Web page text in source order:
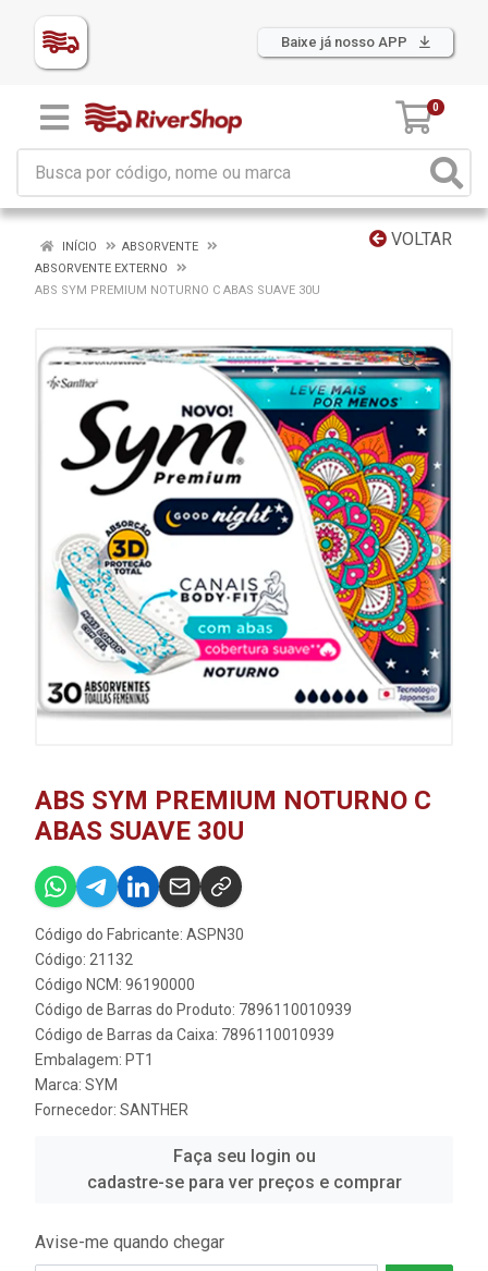
Baixe já nosso APP
0
VOLTAR
INÍCIO
ABSORVENTE
ABSORVENTE EXTERNO
ABS SYM PREMIUM NOTURNO C ABAS SUAVE 30U
ABS SYM PREMIUM NOTURNO C
ABAS SUAVE 30U
Código do Fabricante: ASPN30
Código: 21132
Código NCM: 96190000
Código de Barras do Produto: 7896110010939
Código de Barras da Caixa: 7896110010939
Embalagem: PT1
Marca: SYM
Fornecedor: SANTHER
Faça seu login ou
cadastre-se para ver preços e comprar
Avise-me quando chegar